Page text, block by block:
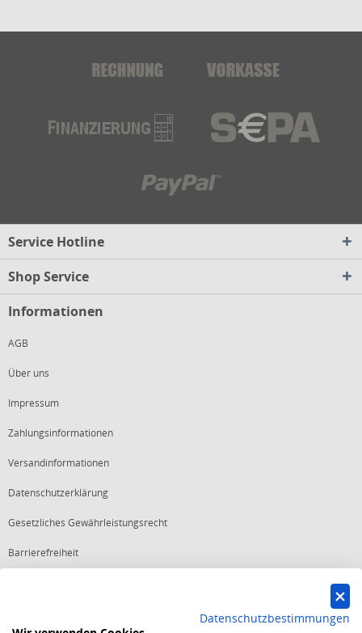
Service Hotline
Shop Service
Informationen
AGB
Über uns
Impressum
Zahlungsinformationen
Versandinformationen
Datenschutzerklärung
Gesetzliches Gewährleistungsrecht
Barrierefreiheit
Datenschutzbestimmungen